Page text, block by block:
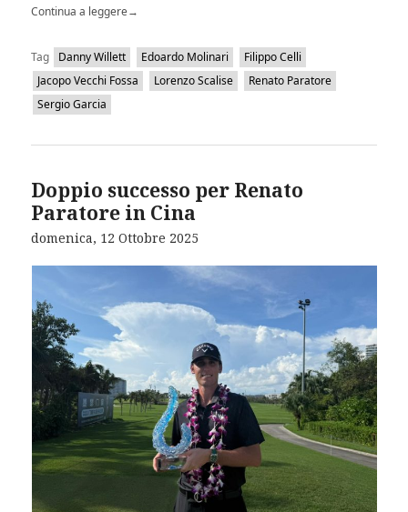
Continua a leggere→
Tag Danny Willett Edoardo Molinari
Filippo Celli
Jacopo Vecchi Fossa
Lorenzo Scalise
Renato Paratore
Sergio Garcia
Doppio successo per Renato
Paratore in Cina
domenica, 12 Ottobre 2025